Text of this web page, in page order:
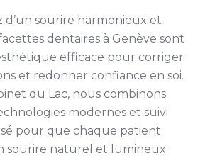
d’un sourire harmonieux et
dentaires à Genève sont
efficace pour corriger
et redonner confiance en soi.
du Lac, nous combinons
modernes et suivi
pour que chaque patient
sourire naturel et lumineux.